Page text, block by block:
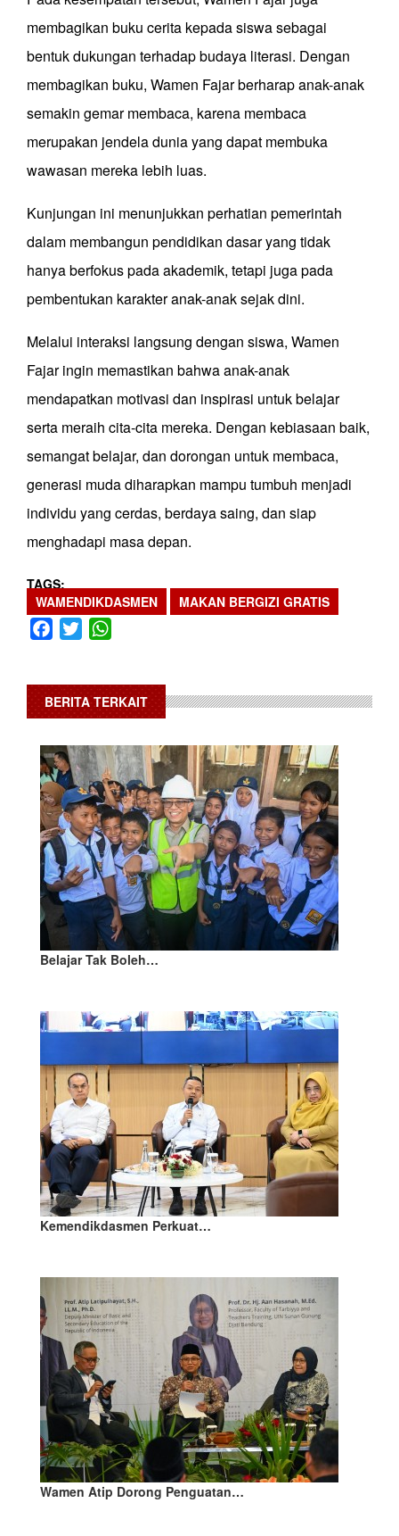
membagikan buku cerita kepada siswa sebagai
bentuk dukungan terhadap budaya literasi. Dengan
membagikan buku, Wamen Fajar berharap anak-anak
semakin gemar membaca, karena membaca
merupakan jendela dunia yang dapat membuka
wawasan mereka lebih luas.
Kunjungan ini menunjukkan perhatian pemerintah
dalam membangun pendidikan dasar yang tidak
hanya berfokus pada akademik, tetapi juga pada
pembentukan karakter anak-anak sejak dini.
Melalui interaksi langsung dengan siswa, Wamen
Fajar ingin memastikan bahwa anak-anak
mendapatkan motivasi dan inspirasi untuk belajar
serta meraih cita-cita mereka. Dengan kebiasaan baik,
semangat belajar, dan dorongan untuk membaca,
generasi muda diharapkan mampu tumbuh menjadi
individu yang cerdas, berdaya saing, dan siap
menghadapi masa depan.
TAGS
WAMENDIKDASMEN
MAKAN BERGIZI GRATIS
Facebook
Twitter
BERITA TERKAIT
Belajar Tak Boleh…
Kemendikdasmen Perkuat…
Wamen Atip Dorong Penguatan…